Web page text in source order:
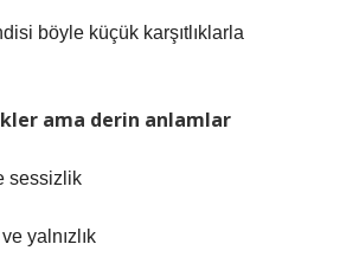
böyle küçük karşıtlıklarla
ama derin anlamlar
sessizlik
yalnızlık